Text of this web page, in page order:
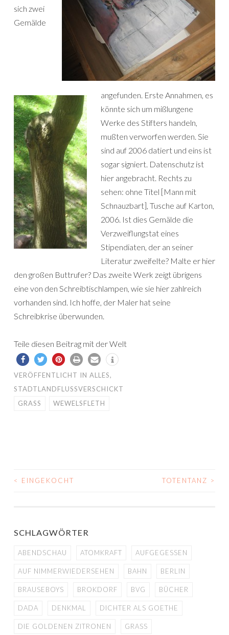
sich zwei
Gemälde
angefunden. Erste Annahmen, es
könnte sich um mißlungene
Werke des Stifters handeln,
mußten verworfen werden. Sie
sind auf 2006 datiert und eins ist
sogar signiert. Datenschutz ist
hier angebracht. Rechts zu
sehen: ohne Titel [Mann mit
Schnauzbart], Tusche auf Karton,
2006. Ist dies Gemälde die
Verzweiflungstat eines
Stipendiaten, der an seiner
Literatur zweifelte? Malte er hier
den großen Buttrufer? Das zweite Werk zeigt übrigens
eine von den Schreibtischlampen, wie sie hier zahlreich
vorhanden sind. Ich hoffe, der Maler hat seine
Schreibkrise überwunden.
Teile diesen Beitrag mit der Welt
VERÖFFENTLICHT IN ALLES,
STADTLANDFLUSSVERSCHICKT
GRASS
WEWELSFLETH
BEITRAGS-
< EINGEKOCHT TOTENTANZ >
SCHLAGWÖRTER
ABENDSCHAU ATOMKRAFT AUFGEGESSEN
AUF NIMMERWIEDERSEHEN BAHN BERLIN
BRAUSEBOYS BROKDORF BVG BÜCHER
DADA DENKMAL DICHTER ALS GOETHE
DIE GOLDENEN ZITRONEN GRASS